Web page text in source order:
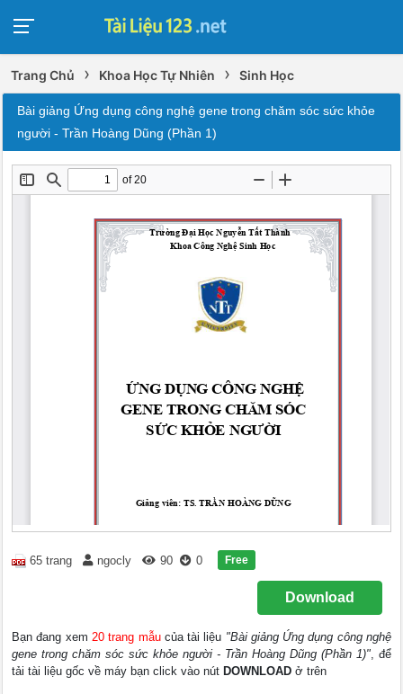
Trang Chủ › Khoa Học Tự Nhiên › Sinh Học
Bài giảng Ứng dụng công nghệ gene trong chăm sóc sức khỏe
người - Trần Hoàng Dũng (Phần 1)
65 trang ngocly 90 0 Free
Download
Bạn đang xem 20 trang mẫucủa tài liệu "Bài giảng Ứng dụng công nghệ
gene trong chăm sóc sức khỏe người - Trần Hoàng Dũng (Phần 1)", để
tải tài liệu gốc về máy bạn click vào nút DOWNLOAD ở trên